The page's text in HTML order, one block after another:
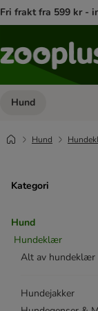
Fri frakt fra 599 kr -
Hund
Hund
Kategori
Hund
Hundeklær
Alt av hundeklær
Hundejakker